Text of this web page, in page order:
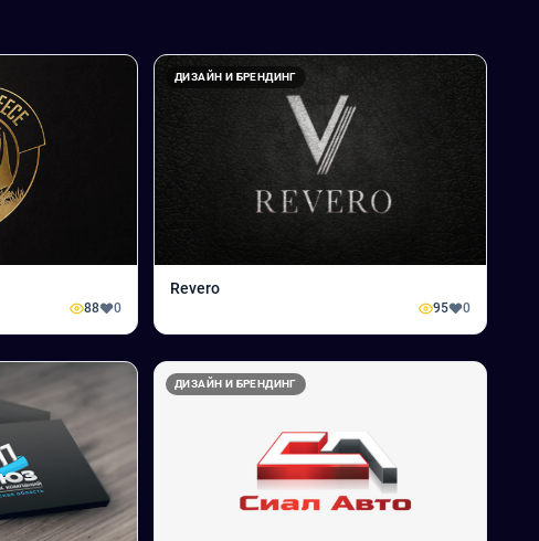
88 0
ДИЗАЙН И БРЕНДИНГ
Revero
95 0
ДИЗАЙН И БРЕНДИНГ